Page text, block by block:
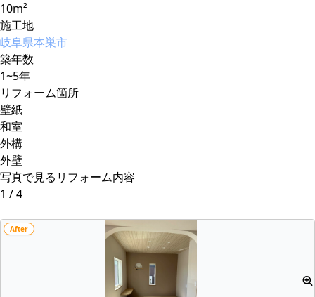
10m²
施工地
岐阜県本巣市
築年数
1~5年
リフォーム箇所
壁紙
和室
外構
外壁
写真で見るリフォーム内容
1 /4
After